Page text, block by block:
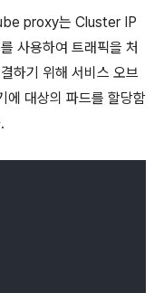
proxy는 Cluster IP
사용하여 트래픽을 처
하기 위해 서비스 오브
대상의 파드를 할당함